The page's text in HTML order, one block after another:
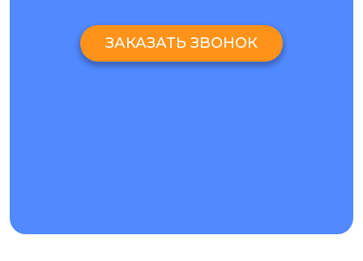
ЗАКАЗАТЬ ЗВОНОК